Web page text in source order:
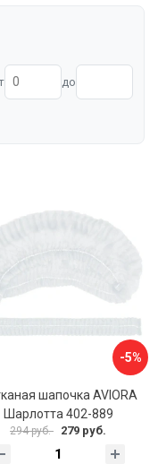
до
-5%
шапочка AVIORA
Шарлотта 402-889
294 руб. 279 руб.